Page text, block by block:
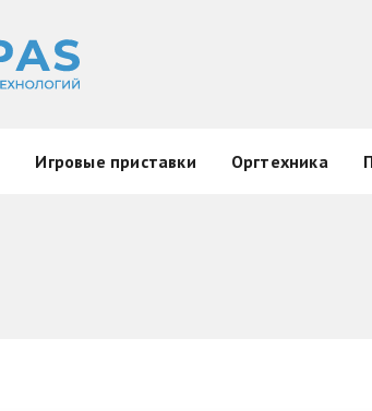
Игровые приставки Оргтехника